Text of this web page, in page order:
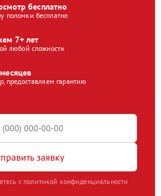
бесплатно
поломки бесплатно
7+ лет
любой сложности
предоставляем гарантию
заявку
с политикой конфиденциальности